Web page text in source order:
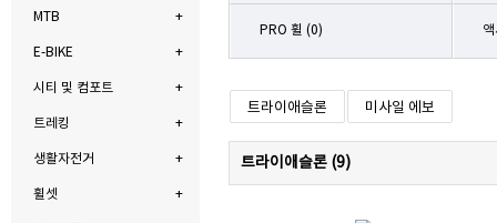
MTB
E-BIKE
시티 및 컴포트
트레킹
생활자전거
휠셋
PRO 휠 (0)
트라이애슬론 미사일 에보
트라이애슬론 (9)